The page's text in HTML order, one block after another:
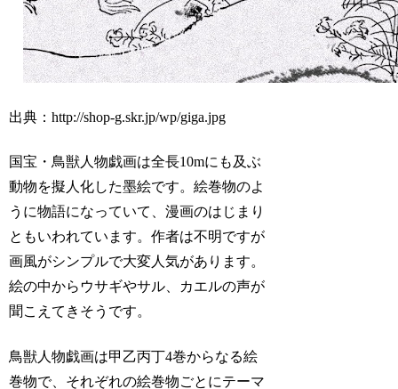
出典：http://shop-g.skr.jp/wp/giga.jpg
国宝・鳥獣人物戯画は全長10mにも及ぶ
動物を擬人化した墨絵です。絵巻物のよ
うに物語になっていて、漫画のはじまり
ともいわれています。作者は不明ですが
画風がシンプルで大変人気があります。
絵の中からウサギやサル、カエルの声が
聞こえてきそうです。
鳥獣人物戯画は甲乙丙丁4巻からなる絵
巻物で、それぞれの絵巻物ごとにテーマ